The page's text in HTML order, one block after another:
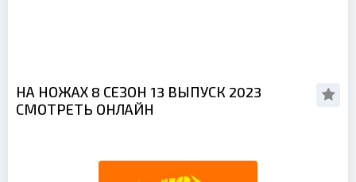
НА НОЖАХ 8 СЕЗОН 13 ВЫПУСК 2023
СМОТРЕТЬ ОНЛАЙН